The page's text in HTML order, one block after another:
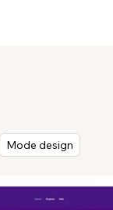
Mode design